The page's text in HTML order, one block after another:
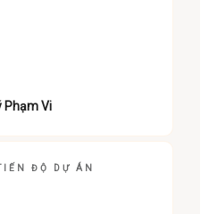
Phạm Vi
ĐỘ DỰ ÁN